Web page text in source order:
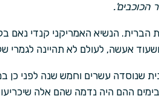
הכוכבים'.
הנשיא האמריקני קנדי נאם
אעשה, לעולם לא תהיינה לגמרי
שנוסדה עשרים וחמש שנה לפני כן
ההם היה נדמה שהם אלה